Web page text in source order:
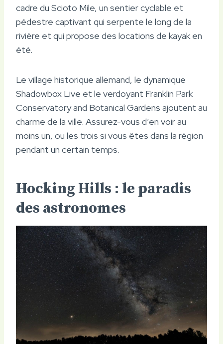
cadre du Scioto Mile, un sentier cyclable et
pédestre captivant qui serpente le long de la
rivière et qui propose des locations de kayak en
été.
Le village historique allemand, le dynamique
Shadowbox Live et le verdoyant Franklin Park
Conservatory and Botanical Gardens ajoutent au
charme de la ville. Assurez-vous d’en voir au
moins un, ou les trois si vous êtes dans la région
pendant un certain temps.
Hocking Hills : le paradis
des astronomes